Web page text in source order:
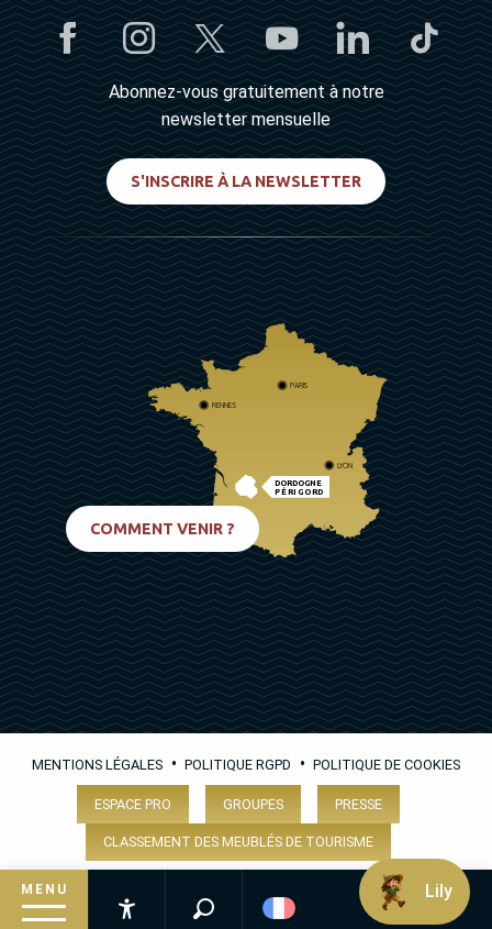
MENU
Recherche
Abonnez-vous gratuitement à notre
newsletter mensuelle
S'INSCRIRE À LA NEWSLETTER
DORDOGNE
PÉRIGORD
PARIS
RENNES
LYON
COMMENT VENIR ?
MENTIONS LÉGALES • POLITIQUE RGPD • POLITIQUE DE COOKIES
ESPACE PRO GROUPES PRESSE
CLASSEMENT DES MEUBLÉS DE TOURISME
Lily